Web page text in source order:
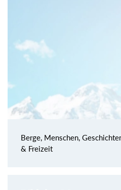
Berge, Menschen,
& Freizeit